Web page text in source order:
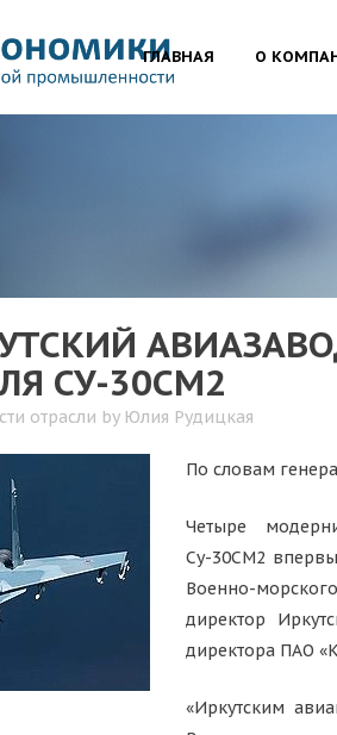
ГЛАВНАЯ О
СУ-30СМ2
отрасли by Юлия Рудицкая
По словам
Четыре
Су-30СМ2
Военно-
директор
директора ПАО
«Иркутским